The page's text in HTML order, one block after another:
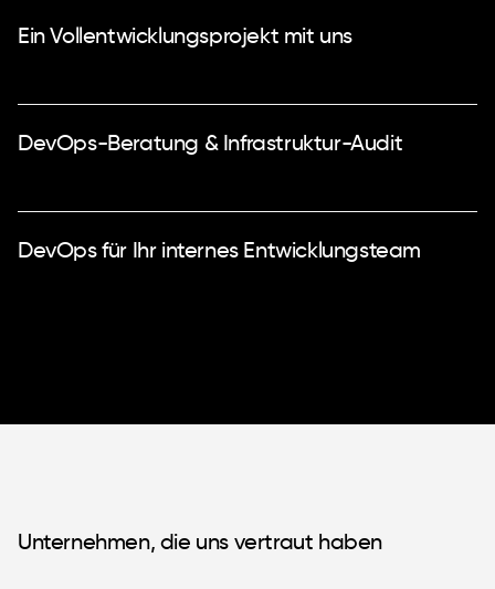
Ein Vollentwicklungsprojekt mit uns
DevOps-Beratung & Infrastruktur-Audit
DevOps für Ihr internes Entwicklungsteam
Unternehmen, die uns vertraut haben